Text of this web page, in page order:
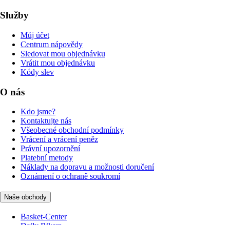
Služby
Můj účet
Centrum nápovědy
Sledovat mou objednávku
Vrátit mou objednávku
Kódy slev
O nás
Kdo jsme?
Kontaktujte nás
Všeobecné obchodní podmínky
Vrácení a vrácení peněz
Právní upozornění
Platební metody
Náklady na dopravu a možnosti doručení
Oznámení o ochraně soukromí
Naše obchody
Basket-Center